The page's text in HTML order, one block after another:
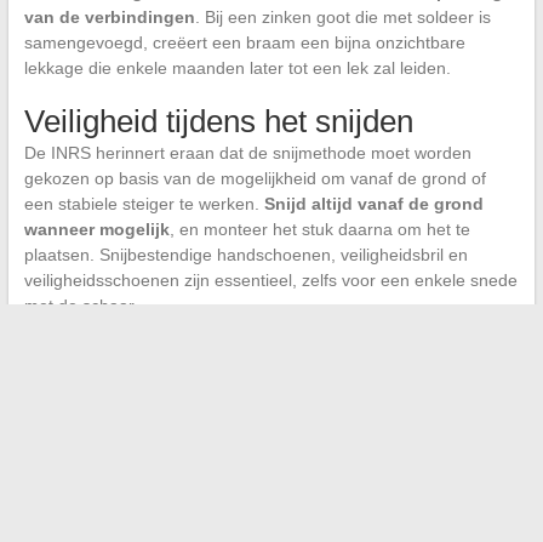
van de verbindingen. Bij een zinken goot die met soldeer is
samengevoegd, creëert een braam een bijna onzichtbare
lekkage die enkele maanden later tot een lek zal leiden.
Veiligheid tijdens het snijden
De INRS herinnert eraan dat de snijmethode moet worden
gekozen op basis van de mogelijkheid om vanaf de grond of
een stabiele steiger te werken. Snijd altijd vanaf de grond
wanneer mogelijk, en monteer het stuk daarna om het te
plaatsen. Snijbestendige handschoenen, veiligheidsbril en
veiligheidsschoenen zijn essentieel, zelfs voor een enkele snede
met de schaar.